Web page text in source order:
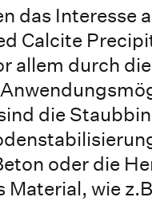
das Interesse
Calcite
allem durch
die
oder die
Material, wie